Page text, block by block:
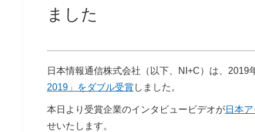
ました
日本情報通信株式会社（以下、NI+C）は、
2019」をダブル受賞 しました。
本日より受賞企業のインタビュービデオが日本
せいたします。